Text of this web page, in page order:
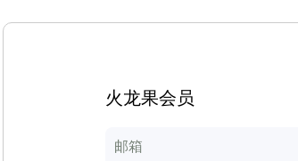
火龙果会员